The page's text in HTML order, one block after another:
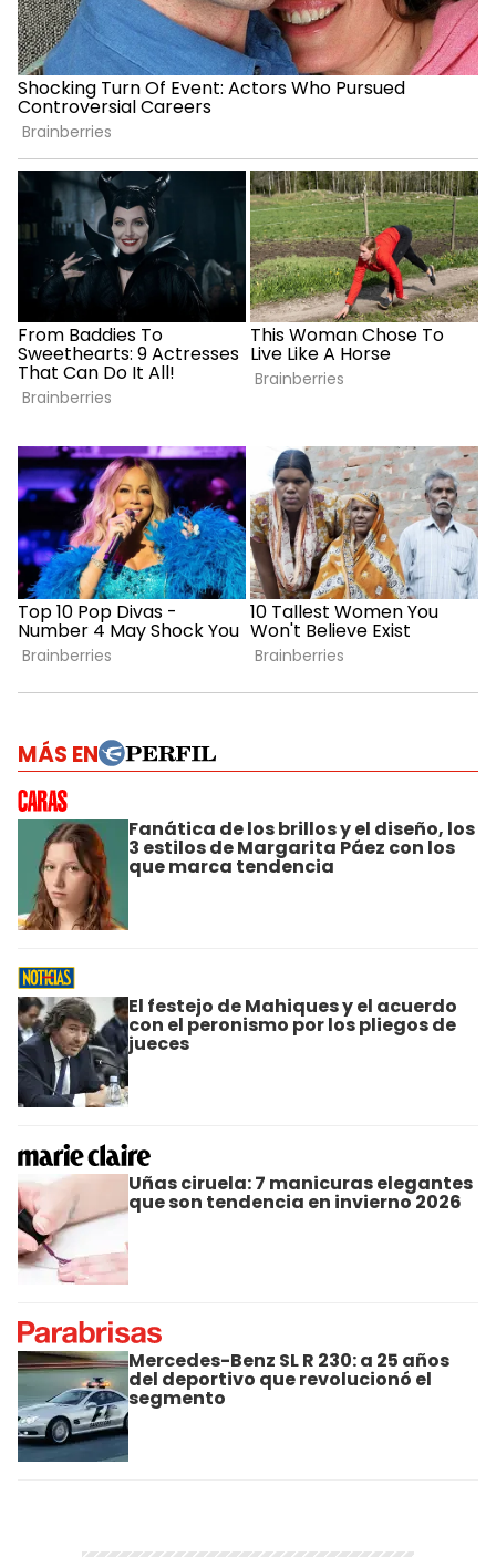
MÁS EN
Fanática de los brillos y el diseño, los
3 estilos de Margarita Páez con los
que marca tendencia
El festejo de Mahiques y el acuerdo
con el peronismo por los pliegos de
jueces
Uñas ciruela: 7 manicuras elegantes
que son tendencia en invierno 2026
Mercedes-Benz SL R 230: a 25 años
del deportivo que revolucionó el
segmento